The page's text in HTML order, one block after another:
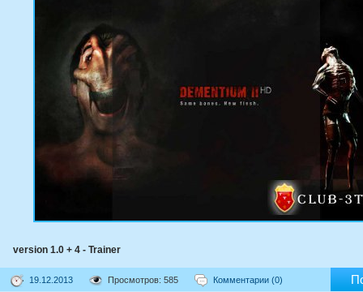
version 1.0 + 4 - Trainer
19.12.2013 Просмотров: 585 Комментарии (0)